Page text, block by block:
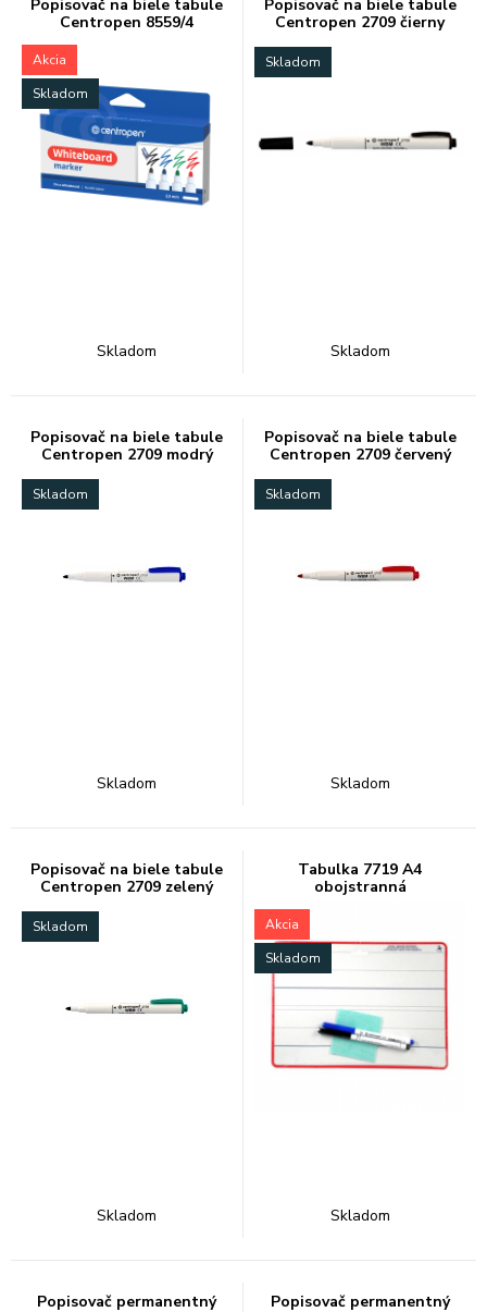
Popisovač na biele tabule
Centropen 8559/4
Akcia
Skladom
Skladom
Popisovač na biele tabule
Centropen 2709 čierny
Skladom
Skladom
Popisovač na biele tabule
Centropen 2709 modrý
Skladom
Skladom
Popisovač na biele tabule
Centropen 2709 červený
Skladom
Skladom
Popisovač na biele tabule
Centropen 2709 zelený
Skladom
Skladom
Tabulka 7719 A4
obojstranná
Akcia
Skladom
Skladom
Popisovač permanentný
Popisovač permanentný